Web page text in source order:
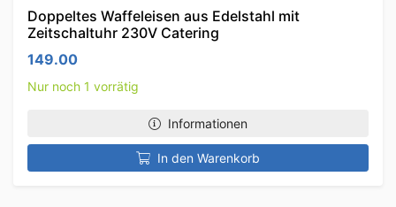
Doppeltes Waffeleisen aus Edelstahl mit
Zeitschaltuhr 230V Catering
149.00
Nur noch 1 vorrätig
Informationen
In den Warenkorb